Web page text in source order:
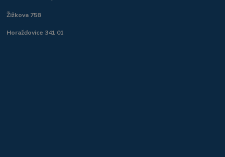
Žižkova 758
Horažďovice 341 01